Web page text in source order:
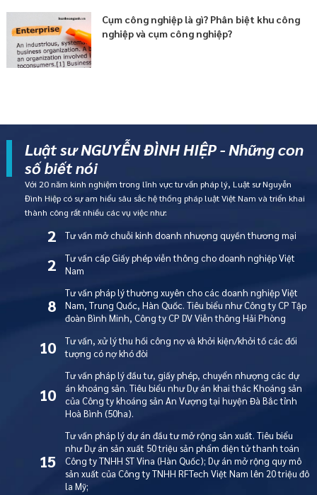
Cụm công nghiệp là gì? Phân biệt khu công
nghiệp và cụm công nghiệp?
Luật sư NGUYỄN ĐÌNH HIỆP - Những con
số biết nói
Với 20 năm kinh nghiệm trong lĩnh vực tư vấn pháp lý, Luật sư Nguyễn
Đình Hiệp có sự am hiểu sâu sắc hệ thống pháp luật Việt Nam và triển khai
thành công rất nhiều các vụ việc như:
2 Tư vấn mở chuỗi kinh doanh nhượng quyền thương mại
2
Tư vấn cấp Giấy phép viễn thông cho doanh nghiệp Việt
Nam
8
Tư vấn pháp lý thường xuyên cho các doanh nghiệp Việt
Nam, Trung Quốc, Hàn Quốc. Tiêu biểu như Công ty CP Tập
đoàn Bình Minh, Công ty CP DV Viễn thông Hải Phòng
10
Tư vấn, xử lý thu hồi công nợ và khởi kiện/khởi tố các đối
tượng có nợ khó đòi
10
Tư vấn pháp lý đầu tư, giấy phép, chuyển nhượng các dự
án khoáng sản. Tiêu biểu như Dự án khai thác Khoáng sản
của Công ty khoáng sản An Vượng tại huyện Đà Bắc tỉnh
Hoà Bình (50ha).
15
Tư vấn pháp lý dự án đầu tư mở rộng sản xuất. Tiêu biểu
như Dự án sản xuất 50 triệu sản phẩm điện tử thanh toán
Công ty TNHH ST Vina (Hàn Quốc); Dự án mở rộng quy mô
sản xuất của Công ty TNHH RFTech Việt Nam lên 20 triệu đô
la Mỹ;